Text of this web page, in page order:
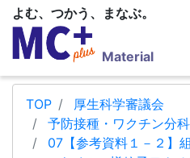
よむ、つかう、まなぶ。
Material
TOP
厚生科学審議会
予防接種・ワクチン分科
07【参考資料１－２】